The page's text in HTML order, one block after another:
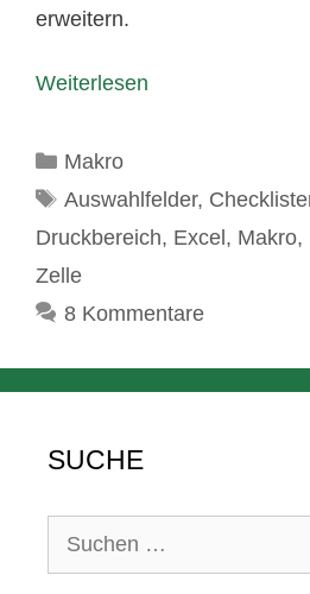
erweitern.
Weiterlesen
Kategorien
Makro
Schlagwörter
Auswahlfelder,
Druckbereich, Excel , Makro,
Zelle
8 Kommentare
SUCHE
Suchen